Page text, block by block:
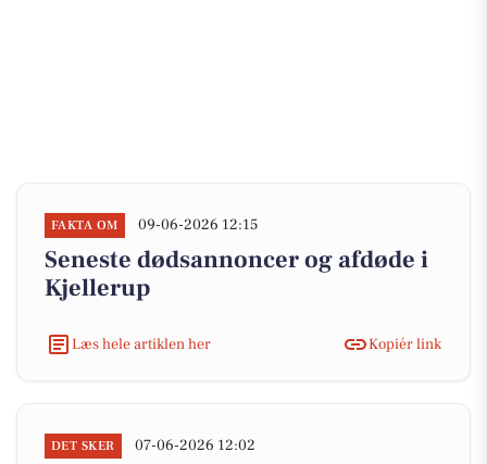
FAKTA OM 09-06-2026 12:15
Seneste dødsannoncer og afdøde i
Kjellerup
Læs hele artiklen her Kopiér link
DET SKER 07-06-2026 12:02